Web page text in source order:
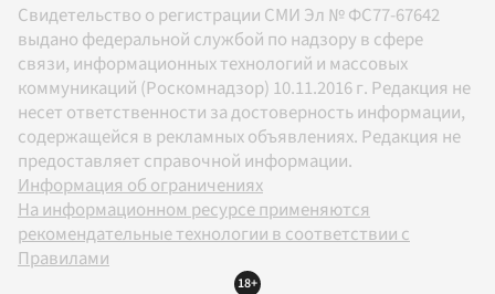
Свидетельство о регистрации СМИ Эл № ФС77-67642
выдано федеральной службой по надзору в сфере
связи, информационных технологий и массовых
коммуникаций (Роскомнадзор) 10.11.2016 г. Редакция не
несет ответственности за достоверность информации,
содержащейся в рекламных объявлениях. Редакция не
предоставляет справочной информации.
Информация об ограничениях
На информационном ресурсе применяются
рекомендательные технологии в соответствии с
Правилами
18+